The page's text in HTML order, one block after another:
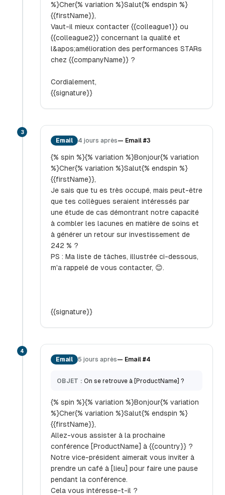
%}Cher{% variation %}Salut{% endspin %}
{{firstName}},
Vaut-il mieux contacter {{colleague1}} ou
{{colleague2}} concernant la qualité et
l&apos;amélioration des performances STARs
chez {{companyName}} ?
Cordialement,
{{signature}}
3
Email 4 jours après— Email #3
{% spin %}{% variation %}Bonjour{% variation
%}Cher{% variation %}Salut{% endspin %}
{{firstName}},
Je sais que tu es très occupé, mais peut-être
que tes collègues seraient intéressés par
une étude de cas démontrant notre capacité
à combler les lacunes en matière de soins et
à générer un retour sur investissement de
242 % ?
PS : Ma liste de tâches, illustrée ci-dessous,
m'a rappelé de vous contacter, 😊.
{{signature}}
4
Email 5 jours après— Email #4
OBJET : On se retrouve à [ProductName] ?
{% spin %}{% variation %}Bonjour{% variation
%}Cher{% variation %}Salut{% endspin %}
{{firstName}},
Allez-vous assister à la prochaine
conférence [ProductName] à {{country}} ?
Notre vice-président aimerait vous inviter à
prendre un café à [lieu] pour faire une pause
pendant la conférence.
Cela vous intéresse-t-il ?